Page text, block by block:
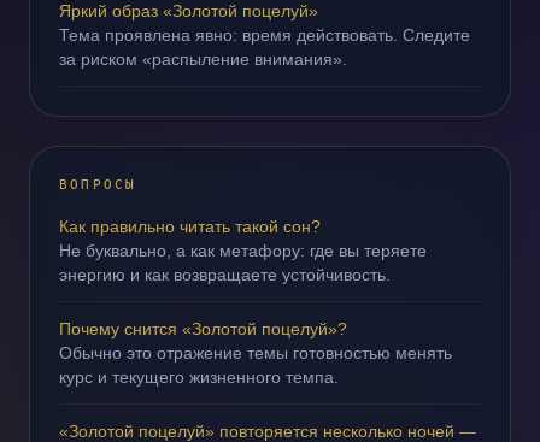
Яркий образ «Золотой поцелуй»
Тема проявлена явно: время действовать. Следите
за риском «распыление внимания».
ВОПРОСЫ
Как правильно читать такой сон?
Не буквально, а как метафору: где вы теряете
энергию и как возвращаете устойчивость.
Почему снится «Золотой поцелуй»?
Обычно это отражение темы готовностью менять
курс и текущего жизненного темпа.
«Золотой поцелуй» повторяется несколько ночей —